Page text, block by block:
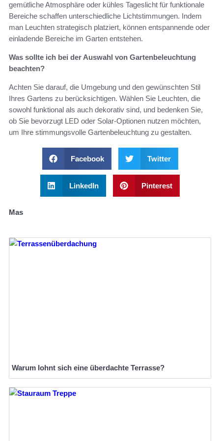
gemütliche Atmosphäre oder kühles Tageslicht für funktionale
Bereiche schaffen unterschiedliche Lichtstimmungen. Indem
man Leuchten strategisch platziert, können entspannende oder
einladende Bereiche im Garten entstehen.
Was sollte ich bei der Auswahl von Gartenbeleuchtung
beachten?
Achten Sie darauf, die Umgebung und den gewünschten Stil
Ihres Gartens zu berücksichtigen. Wählen Sie Leuchten, die
sowohl funktional als auch dekorativ sind, und bedenken Sie,
ob Sie bevorzugt LED oder Solar-Optionen nutzen möchten,
um Ihre stimmungsvolle Gartenbeleuchtung zu gestalten.
Facebook Twitter
LinkedIn Pinterest
Mas
Warum lohnt sich eine überdachte Terrasse?